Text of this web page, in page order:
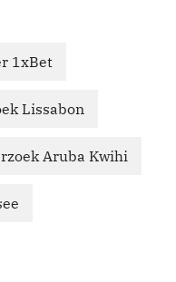
1xBet
Lissabon
Aruba Kwihi